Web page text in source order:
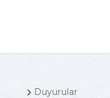
Duyurular